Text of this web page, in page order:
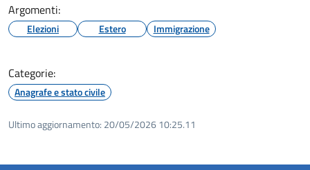
Argomenti:
Elezioni Estero Immigrazione
Categorie:
Anagrafe e stato civile
Ultimo aggiornamento: 20/05/2026 10:25.11